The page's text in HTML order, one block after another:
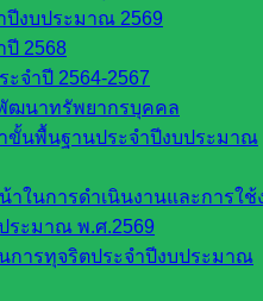
ปีงบประมาณ 2569
ปี 2568
จำปี 2564-2567
ฒนาทรัพยากรบุคคล
ขั้นพื้นฐานประจำปีงบประมาณ
ในการดำเนินงานและการใช้
ระมาณ พ.ศ.2569
การทุจริตประจำปีงบประมาณ